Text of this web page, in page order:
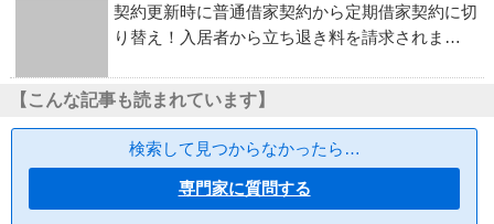
契約更新時に普通借家契約から定期借家契約に切
り替え！入居者から立ち退き料を請求されま…
【こんな記事も読まれています】
検索して見つからなかったら…
専門家に質問する